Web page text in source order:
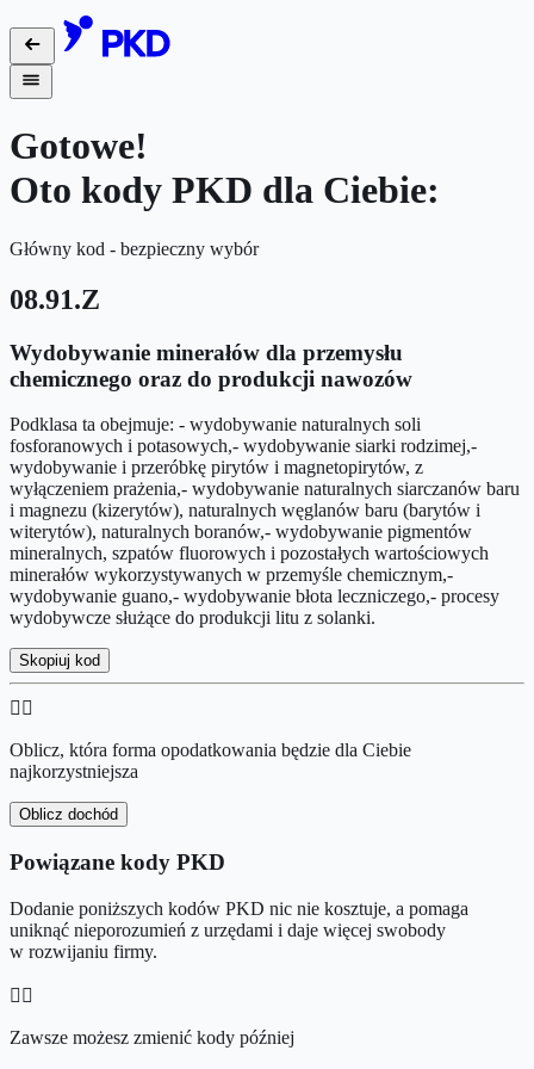
Gotowe!
Oto kody PKD dla Ciebie:
Główny kod - bezpieczny wybór
08.91.Z
Wydobywanie minerałów dla przemysłu
chemicznego oraz do produkcji nawozów
Podklasa ta obejmuje: - wydobywanie naturalnych soli
fosforanowych i potasowych,- wydobywanie siarki rodzimej,-
wydobywanie i przeróbkę pirytów i magnetopirytów, z
wyłączeniem prażenia,- wydobywanie naturalnych siarczanów baru
i magnezu (kizerytów), naturalnych węglanów baru (barytów i
witerytów), naturalnych boranów,- wydobywanie pigmentów
mineralnych, szpatów fluorowych i pozostałych wartościowych
minerałów wykorzystywanych w przemyśle chemicznym,-
wydobywanie guano,- wydobywanie błota leczniczego,- procesy
wydobywcze służące do produkcji litu z solanki.
Skopiuj kod
👉🏻
Oblicz, która forma opodatkowania będzie dla Ciebie
najkorzystniejsza
Oblicz dochód
Powiązane kody PKD
Dodanie poniższych kodów PKD nic nie kosztuje, a pomaga
uniknąć nieporozumień z urzędami i daje więcej swobody
w rozwijaniu firmy.
👉🏻
Zawsze możesz zmienić kody później